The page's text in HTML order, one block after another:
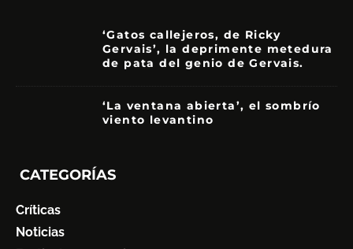
‘Gatos callejeros, de Ricky
Gervais’, la deprimente metedura
de pata del genio de Gervais.
‘La ventana abierta’, el sombrío
viento levantino
CATEGORÍAS
Críticas
Noticias